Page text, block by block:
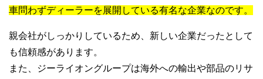
車問わずディーラーを展開している有名な企業なのです。
親会社がしっかりしているため、新しい企業だったとして
も信頼感があります。
また、ジーライオングループは海外への輸出や部品のリサ